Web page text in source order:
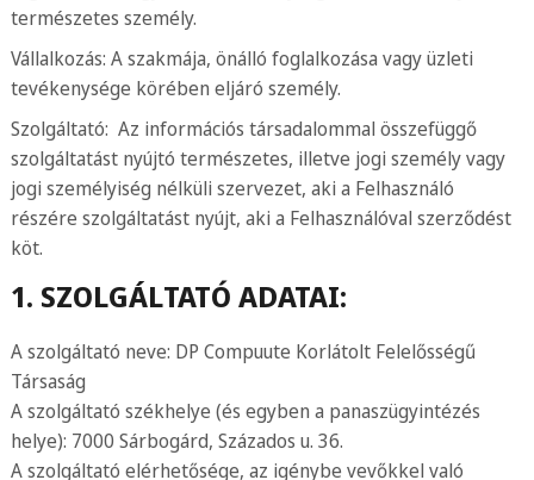
természetes személy.
Vállalkozás: A szakmája, önálló foglalkozása vagy üzleti
tevékenysége körében eljáró személy.
Szolgáltató: Az információs társadalommal összefüggő
szolgáltatást nyújtó természetes, illetve jogi személy vagy
jogi személyiség nélküli szervezet, aki a Felhasználó
részére szolgáltatást nyújt, aki a Felhasználóval szerződést
köt.
1. SZOLGÁLTATÓ ADATAI:
A szolgáltató neve: DP Compuute Korlátolt Felelősségű
Társaság
A szolgáltató székhelye (és egyben a panaszügyintézés
helye): 7000 Sárbogárd, Százados u. 36.
A szolgáltató elérhetősége, az igénybe vevőkkel való